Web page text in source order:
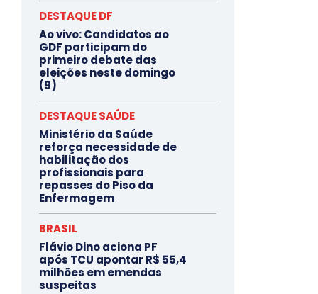
DESTAQUE DF
Ao vivo: Candidatos ao
GDF participam do
primeiro debate das
eleições neste domingo
(9)
DESTAQUE SAÚDE
Ministério da Saúde
reforça necessidade de
habilitação dos
profissionais para
repasses do Piso da
Enfermagem
BRASIL
Flávio Dino aciona PF
após TCU apontar R$ 55,4
milhões em emendas
suspeitas